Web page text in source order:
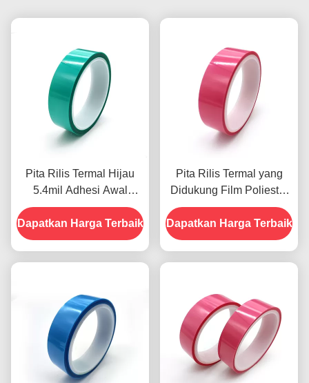
Pita Rilis Termal Hijau
5.4mil Adhesi Awal
Tinggi Satu Sisi
Dapatkan Harga Terbaik
Pita Rilis Termal yang
Didukung Film Poliester
0,075mm Ramah
lingkungan
Dapatkan Harga Terbaik